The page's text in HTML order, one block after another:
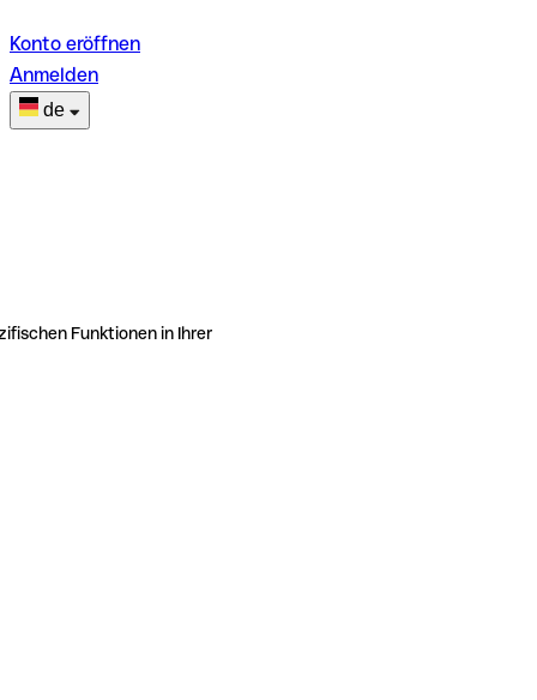
Konto eröffnen
Anmelden
de
Funktionen in Ihrer